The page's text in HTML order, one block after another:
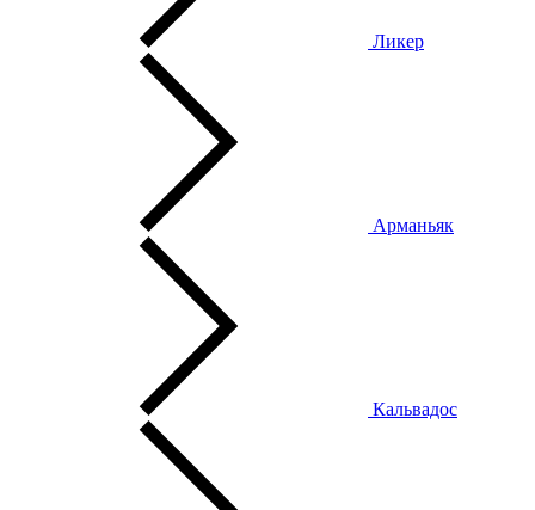
Ликер
Арманьяк
Кальвадос